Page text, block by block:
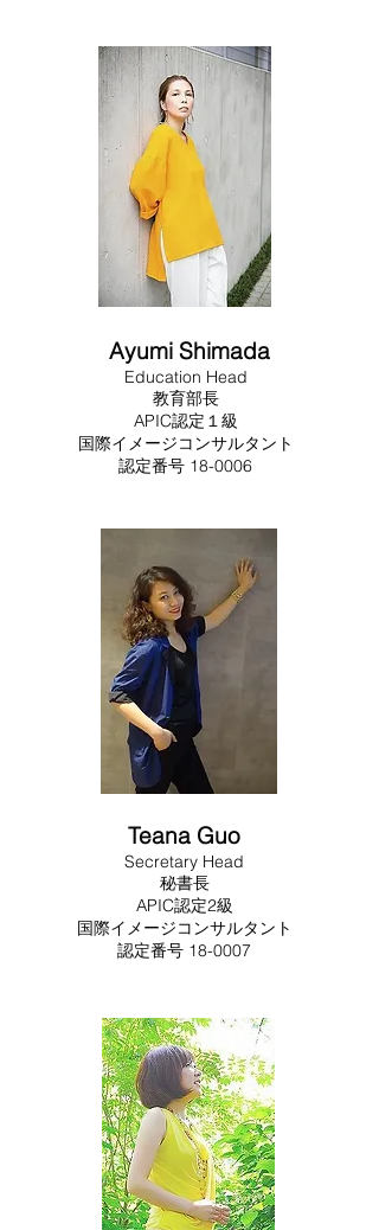
Ayumi Shimada
Education Head
教育部長
APIC認定１級
国際イメージコンサルタント
​​認定番号 18-0006
Teana Guo
Secretary Head
秘書長
APIC認定2級
国際イメージコンサルタント
​​認定番号 18-0007